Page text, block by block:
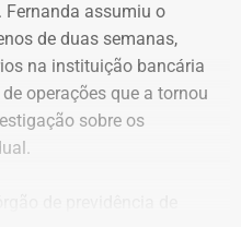
Melim em 2026 — Foto:
Fernanda assumiu o
de duas semanas,
na instituição bancária
operações que a tornou
sobre os